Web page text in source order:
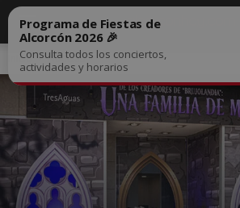
Inicio Noticias
Programa de Fiestas de
Alcorcón 2026 🎉
Consulta todos los conciertos,
actividades y horarios